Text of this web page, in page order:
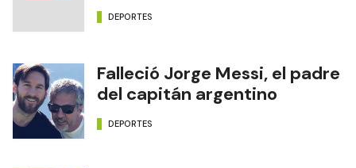
DEPORTES
Falleció Jorge Messi, el padre
del capitán argentino
DEPORTES